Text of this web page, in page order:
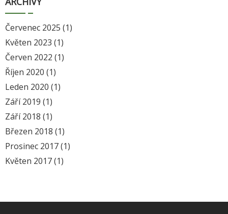
Červenec 2025 (1)
Květen 2023 (1)
Červen 2022 (1)
Říjen 2020 (1)
Leden 2020 (1)
Září 2019 (1)
Září 2018 (1)
Březen 2018 (1)
Prosinec 2017(1)
Květen 2017(1)